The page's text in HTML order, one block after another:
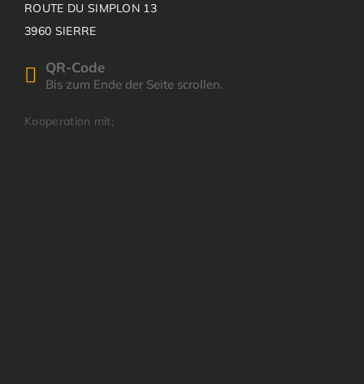
ROUTE DU SIMPLON 13
3960 SIERRE
QR-Code
Bis zum Ende der Seite scrollen.
Kooperation mit: